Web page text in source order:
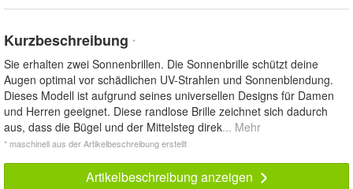
Kurzbeschreibung *
Sie erhalten zwei Sonnenbrillen. Die Sonnenbrille schützt deine
Augen optimal vor schädlichen UV-Strahlen und Sonnenblendung.
Dieses Modell ist aufgrund seines universellen Designs für Damen
und Herren geeignet. Diese randlose Brille zeichnet sich dadurch
aus, dass die Bügel und der Mittelsteg direk... Mehr
* maschinell aus der Artikelbeschreibung erstellt
Artikelbeschreibung anzeigen